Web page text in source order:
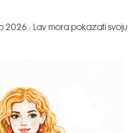
2026.: Lav mora pokazati svoju